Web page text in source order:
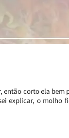
então corto ela bem
explicar, o molho